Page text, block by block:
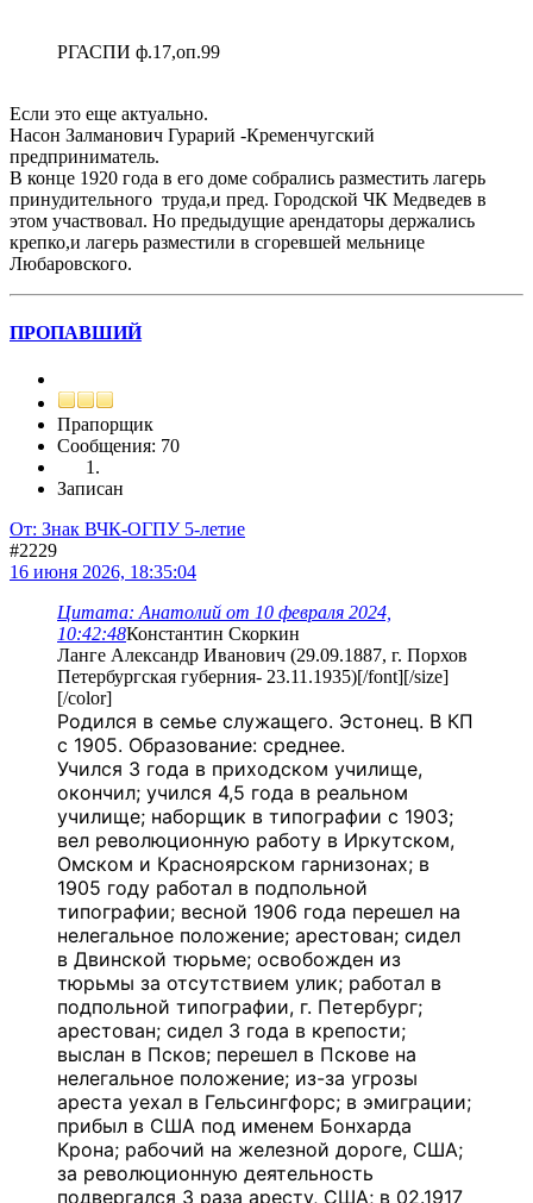
РГАСПИ ф.17,оп.99
Если это еще актуально.
Насон Залманович Гурарий -Кременчугский
предприниматель.
В конце 1920 года в его доме собрались разместить лагерь
принудительного труда,и пред. Городской ЧК Медведев в
этом участвовал. Но предыдущие арендаторы держались
крепко,и лагерь разместили в сгоревшей мельнице
Любаровского.
ПРОПАВШИЙ
Прапорщик
Сообщения: 70
Записан
От: Знак ВЧК-ОГПУ 5-летие
#2229
16 июня 2026, 18:35:04
Цитата: Анатолий от 10 февраля 2024,
10:42:48Константин Скоркин
Ланге Александр Иванович (29.09.1887, г. Порхов
Петербургская губерния- 23.11.1935)[/font][/size]
[/color]
Родился в семье служащего. Эстонец. В КП
с 1905. Образование: среднее.
Учился 3 года в приходском училище,
окончил; учился 4,5 года в реальном
училище; наборщик в типографии с 1903;
вел революционную работу в Иркутском,
Омском и Красноярском гарнизонах; в
1905 году работал в подпольной
типографии; весной 1906 года перешел на
нелегальное положение; арестован; сидел
в Двинской тюрьме; освобожден из
тюрьмы за отсутствием улик; работал в
подпольной типографии, г. Петербург;
арестован; сидел 3 года в крепости;
выслан в Псков; перешел в Пскове на
нелегальное положение; из-за угрозы
ареста уехал в Гельсингфорс; в эмиграции;
прибыл в США под именем Бонхарда
Крона; рабочий на железной дороге, США;
за революционную деятельность
подвергался 3 раза аресту, США; в 02.1917